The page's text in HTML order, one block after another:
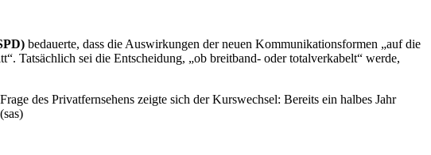
bedauerte, dass die Auswirkungen der neuen Kommunikationsformen „auf die
Tatsächlich sei die Entscheidung, „ob breitband- oder totalverkabelt“ werde,
des Privatfernsehens zeigte sich der Kurswechsel: Bereits ein halbes Jahr